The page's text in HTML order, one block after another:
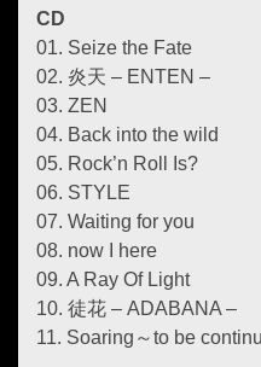
CD
01. Seize the Fate
02. 炎天 – ENTEN –
03. ZEN
04. Back into the wild
05. Rock’n Roll Is?
06. STYLE
07. Waiting for you
08. now I here
09. A Ray Of Light
10. 徒花 – ADABANA –
11. Soaring～to be